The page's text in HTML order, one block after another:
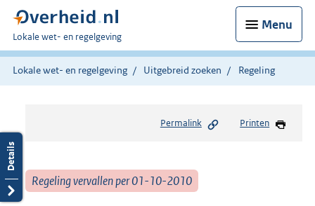
Menu
U
bent
hier:
Lokale wet- en regelgeving
Lokale wet- en regelgeving Uitgebreid zoeken Regeling
Permalink Printen
Regeling vervallen per 01-10-2010